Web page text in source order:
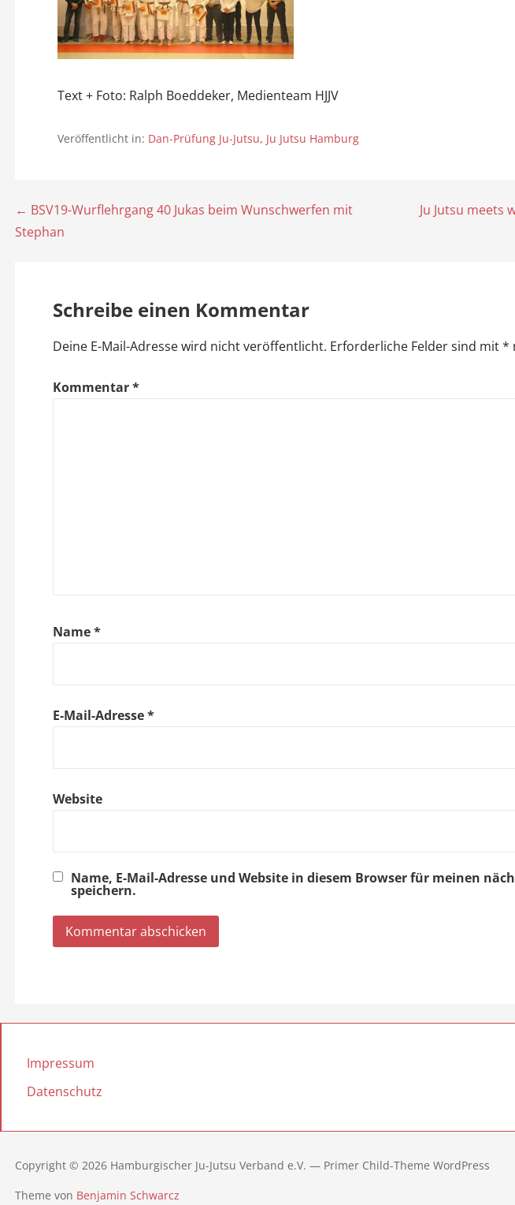
Text + Foto: Ralph Boeddeker, Medienteam HJJV
Veröffentlicht in: Dan-Prüfung Ju-Jutsu, Ju Jutsu Hamburg
B
← BSV19-Wurflehrgang 40 Jukas beim Wunschwerfen mit
Stephan
Ju Jutsu meets
Schreibe einen Kommentar
Deine E-Mail-Adresse wird nicht veröffentlicht. Erforderliche Felder sind mit*
Kommentar*
Name*
E-Mail-Adresse*
Website
Name, E-Mail-Adresse und Website in diesem Browser für meinen
speichern.
Impressum
Datenschutz
Copyright © 2026 Hamburgischer Ju-Jutsu Verband e.V. — Primer Child-Theme WordPress
Theme von Benjamin Schwarcz